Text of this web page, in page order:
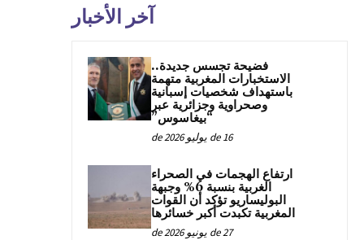
آخر الأخبار
فضيحة تجسس جديدة..
الاستخبارات المغربية متهمة
باستهداف شخصيات إسبانية
وصحراوية وجزائرية عبر
“بيغاسوس”
16 de يوليو de 2026
ارتفاع الهجمات في الصحراء
الغربية بنسبة 6% وجبهة
البوليساريو تؤكد أن القوات
المغربية تكبدت أكبر خسائرها
27 de يونيو de 2026